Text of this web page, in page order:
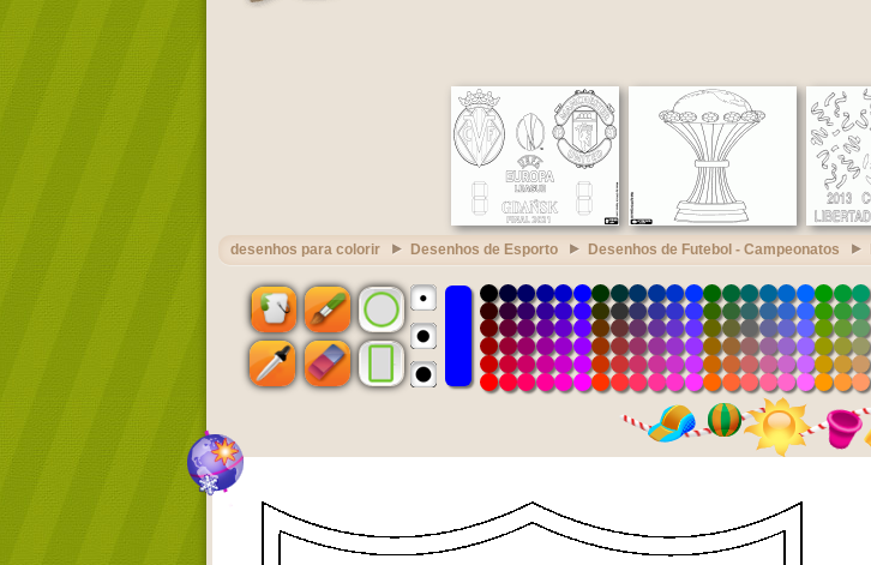
desenhos para colorir Desenhos de Esporto Desenhos de Futebol - Campeonatos